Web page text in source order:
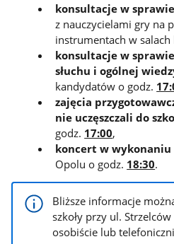
konsultacje w
z nauczycielami gry na
instrumentach w
konsultacje w
słuchu i ogólnej
kandydatów o godz.
zajęcia
nie uczęszczali do
godz. 17:00,
koncert w wykonaniu
Opolu o godz. 18:30.
Bliższe informacje
szkoły przy ul.
osobiście lub